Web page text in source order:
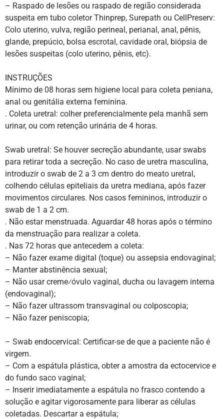
– Raspado de lesões ou raspado de região considerada
suspeita em tubo coletor Thinprep, Surepath ou CellPreserv:
Colo uterino, vulva, região perineal, perianal, anal, pênis,
glande, prepúcio, bolsa escrotal, cavidade oral, biópsia de
lesões suspeitas (colo uterino, pênis, etc).
INSTRUÇÕES
Mínimo de 08 horas sem higiene local para coleta peniana,
anal ou genitália externa feminina.
. Coleta uretral: colher preferencialmente pela manhã sem
urinar, ou com retenção urinária de 4 horas.
Swab uretral: Se houver secreção abundante, usar swabs
para retirar toda a secreção. No caso de uretra masculina,
introduzir o swab de 2 a 3 cm dentro do meato uretral,
colhendo células epiteliais da uretra mediana, após fazer
movimentos circulares. Nos casos femininos, introduzir o
swab de 1 a 2 cm.
. Não estar menstruada. Aguardar 48 horas após o término
da menstruação para realizar a coleta.
. Nas 72 horas que antecedem a coleta:
– Não fazer exame digital (toque) ou assepsia endovaginal;
– Manter abstinência sexual;
– Não usar creme⁄óvulo vaginal, ducha ou lavagem interna
(endovaginal);
– Não fazer ultrassom transvaginal ou colposcopia;
– Não fazer peniscopia;
– Swab endocervical: Certificar-se de que a paciente não é
virgem.
– Com a espátula plástica, obter a amostra da ectocervice e
do fundo saco vaginal;
– Inserir imediatamente a espátula no frasco contendo a
solução e agitar vigorosamente para liberar as células
coletadas. Descartar a espátula;